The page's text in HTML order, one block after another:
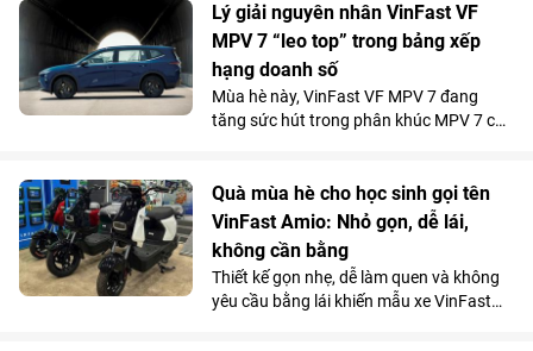
rõ qua doanh số 1.092 xe bán ra trong
tháng 5/2026, giúp mẫu xe tải điện của
VinFast góp mặt trong top 10 xe bán
chạy nhất toàn thị trường.
Lý giải nguyên nhân VinFast VF
MPV 7 “leo top” trong bảng xếp
hạng doanh số
Mùa hè này, VinFast VF MPV 7 đang
tăng sức hút trong phân khúc MPV 7 chỗ
chuyến đi xa.
Quà mùa hè cho học sinh gọi tên
VinFast Amio: Nhỏ gọn, dễ lái,
không cần bằng
Thiết kế gọn nhẹ, dễ làm quen và không
yêu cầu bằng lái khiến mẫu xe VinFast